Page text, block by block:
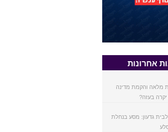
אחרונות
מלאה והקמת מדינה
בעזה?
גדעון: מסע בנחלת